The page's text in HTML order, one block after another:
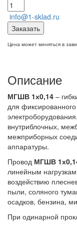
info@1-sklad.ru
Заказать
Цена может меняться в
Описание
МГШВ 1х0,14 –
для
внутриблочных,
межприборных
аппаратуры.
Провод МГШВ
линейным
воздействию
пыли, соляного
осадков, бензина,
При одинарной